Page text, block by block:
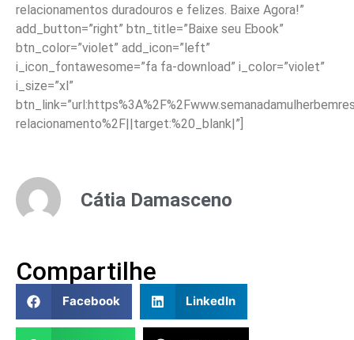
relacionamentos duradouros e felizes. Baixe Agora!”
add_button=”right” btn_title=”Baixe seu Ebook”
btn_color=”violet” add_icon=”left”
i_icon_fontawesome=”fa fa-download” i_color=”violet”
i_size=”xl”
relacionamento%2F||target:%20_blank|”]
Cátia Damasceno
Compartilhe
Facebook LinkedIn